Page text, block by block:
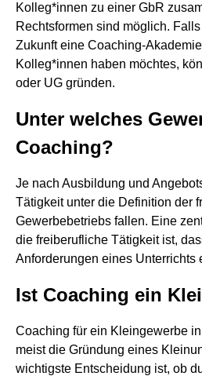
Kolleg*innen zu einer GbR
Rechtsformen sind möglich.
Zukunft eine Coaching-
Kolleg*innen haben möchtes,
oder UG gründen.
Unter welches
Coaching?
Je nach Ausbildung und
Tätigkeit unter die Definition der
Gewerbebetriebs fallen. Eine
die freiberufliche Tätigkeit ist,
Anforderungen eines Unterrichts
Ist Coaching ein
Coaching für ein Kleingewerbe
meist die Gründung eines
wichtigste Entscheidung ist, ob